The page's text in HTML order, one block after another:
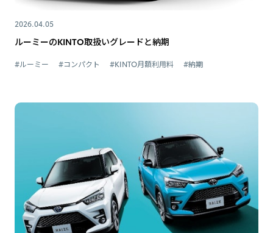
2026.04.05
ルーミーのKINTO取扱いグレードと納期
#ルーミー #コンパクト #KINTO月額利用料 #納期